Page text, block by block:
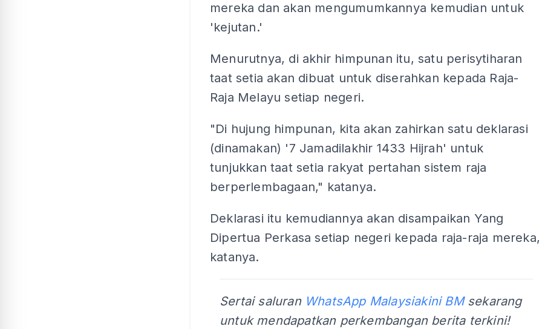
mereka dan akan mengumumkannya kemudian untuk
'kejutan.'
Menurutnya, di akhir himpunan itu, satu perisytiharan
taat setia akan dibuat untuk diserahkan kepada Raja-
Raja Melayu setiap negeri.
"Di hujung himpunan, kita akan zahirkan satu deklarasi
(dinamakan) '7 Jamadilakhir 1433 Hijrah' untuk
tunjukkan taat setia rakyat pertahan sistem raja
berperlembagaan," katanya.
Deklarasi itu kemudiannya akan disampaikan Yang
Dipertua Perkasa setiap negeri kepada raja-raja mereka,
katanya.
Sertai saluran WhatsApp Malaysiakini BMsekarang
untuk mendapatkan perkembangan berita terkini!